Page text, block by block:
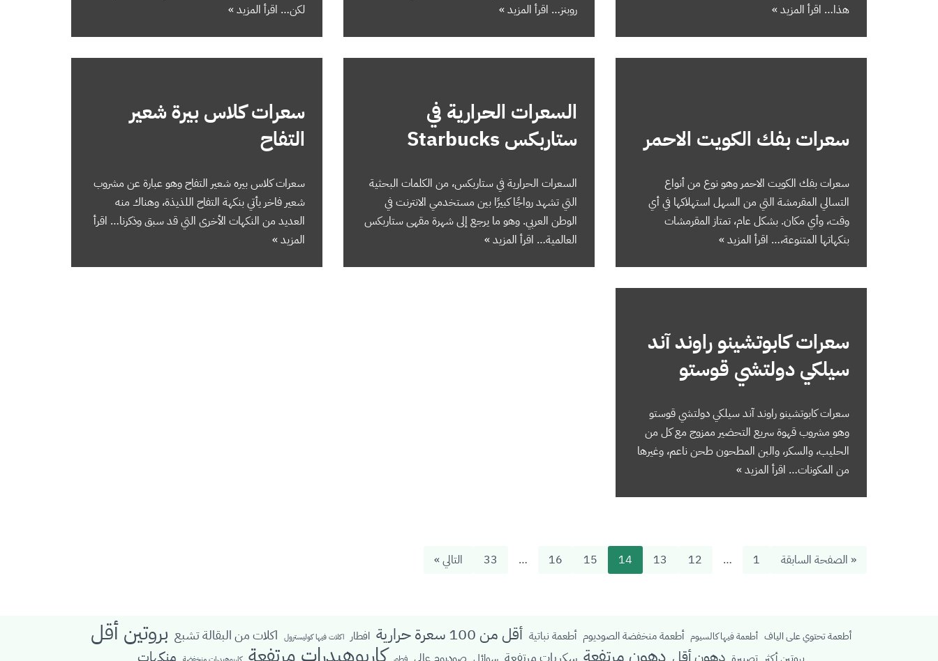
هذا… اقرأ المزيد »
روبنز… اقرأ المزيد »
لكن… اقرأ المزيد »
سعرات بفك الكويت الاحمر
سعرات بفك الكويت الاحمر وهو نوع من أنواع
التسالي المقرمشة التي من السهل استهلاكها في أي
وقت، وأي مكان. بشكل عام، تمتاز المقرمشات
بنكهاتها المتنوعة،… اقرأ المزيد »
السعرات الحرارية في
ستاربكس Starbucks
السعرات الحرارية في ستاربكس، من الكلمات البحثية
التي تشهد رواجًا كبيرًا بين مستخدمي الانترنت في
الوطن العربي. وهو ما يرجع إلى شهرة مقهى ستاربكس
العالمية… اقرأ المزيد »
سعرات كلاس بيرة شعير
التفاح
سعرات كلاس بيره شعير التفاح وهو عبارة عن مشروب
شعير فاخر يأتي بنكهة التفاح اللذيذة، وهناك منه
العديد من النكهات الأخرى التي قد سبق وذكرنا… اقرأ
المزيد »
سعرات كابوتشينو راوند آند
سيلكي دولتشي قوستو
سعرات كابوتشينو راوند آند سيلكي دولتشي قوستو
وهو مشروب قهوة سريع التحضير ممزوج مع كل من
الحليب، والسكر، والبن المطحون طحن ناعم، وغيرها
من المكونات… اقرأ المزيد »
« الصفحة السابقة 1
…
12
13
14
15
16
…
33 التالي »
أطعمة تحتوي على الياف أطعمة فيها كالسيوم أطعمة منخفضة الصوديوم أطعمة نباتية أقل من 100 سعرة حرارية افطار اكلات فيها كوليسترول اكلات من البقالة تشبع بروتين أقل